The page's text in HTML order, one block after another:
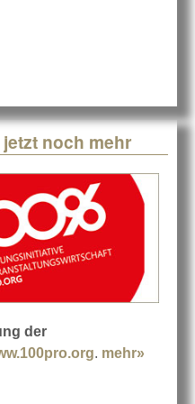
noch mehr
der
. mehr»